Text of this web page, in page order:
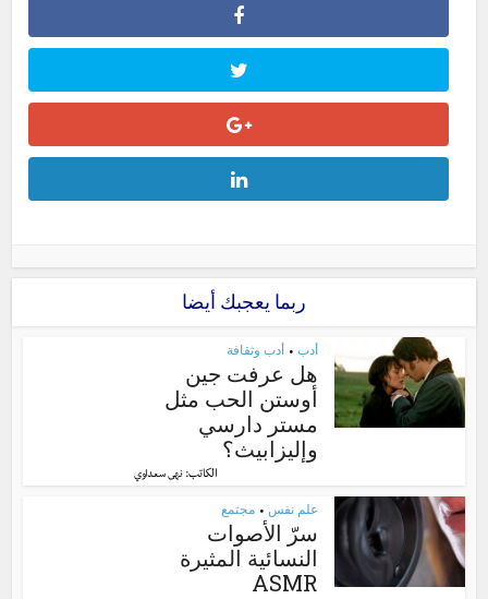
ربما يعجبك أيضا
أدب • أدب وثقافة
هل عرفت جين
أوستن الحب مثل
مستر دارسي
وإليزابيث؟
الكاتب: نهى سعداوي
علم نفس • مجتمع
سرّ الأصوات
النسائية المثيرة
ASMR